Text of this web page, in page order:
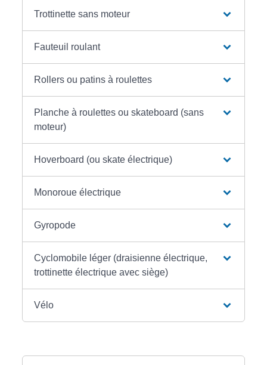
Trottinette sans moteur
Fauteuil roulant
Rollers ou patins à roulettes
Planche à roulettes ou skateboard (sans
moteur)
Hoverboard (ou skate électrique)
Monoroue électrique
Gyropode
Cyclomobile léger (draisienne électrique,
trottinette électrique avec siège)
Vélo